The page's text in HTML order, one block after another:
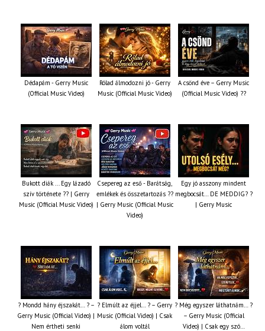
Dédapám - Gerry Music
(Official Music Video)
Rólad álmodozni jó - Gerry
Music (Official Music Video)
A csönd éve – Gerry Music
(Official Music Video) ??
Bukott diák ... Egy lázadó
szív története ?? | Gerry
Music (Official Music Video)
Csepereg az eső - Barátság,
emlékek és összetartozás ?️?
| Gerry Music (Official Music
Video)
Egy jó asszony mindent
megbocsát… DE MEDDIG? ?
| Gerry Music
? Mondd hány éjszakát… ? –
Gerry Music (Official Video) |
Nem értheti senki
? Elmúlt az éjjel… ? – Gerry
Music (Official Video) | Csak
álom voltál
? Még egyszer láthatnám… ?
– Gerry Music (Official
Video) | Csak egy szó…